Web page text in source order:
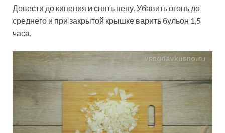
Довести до кипения и снять пену. Убавить огонь до
среднего и при закрытой крышке варить бульон 1,5
часа.